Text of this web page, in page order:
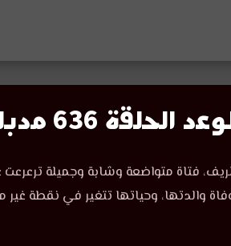
636 مدبلج
فتاة متواضعة وشابة وجميلة ترعرعت
والدتها، وحياتها تتغير في نقطة غير